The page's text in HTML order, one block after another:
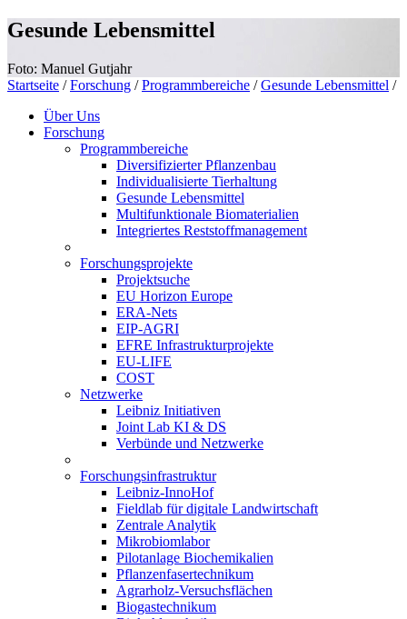
Gesunde Lebensmittel
Foto: Manuel Gutjahr
Startseite / Forschung / Programmbereiche / Gesunde Lebensmittel /
Über Uns
Forschung
Programmbereiche
Diversifizierter Pflanzenbau
Individualisierte Tierhaltung
Gesunde Lebensmittel
Multifunktionale Biomaterialien
Integriertes Reststoffmanagement
Forschungsprojekte
Projektsuche
EU Horizon Europe
ERA-Nets
EIP-AGRI
EFRE Infrastrukturprojekte
EU-LIFE
COST
Netzwerke
Leibniz Initiativen
Joint Lab KI & DS
Verbünde und Netzwerke
Forschungsinfrastruktur
Leibniz-InnoHof
Fieldlab für digitale Landwirtschaft
Zentrale Analytik
Mikrobiomlabor
Pilotanlage Biochemikalien
Pflanzenfasertechnikum
Agrarholz-Versuchsflächen
Biogastechnikum